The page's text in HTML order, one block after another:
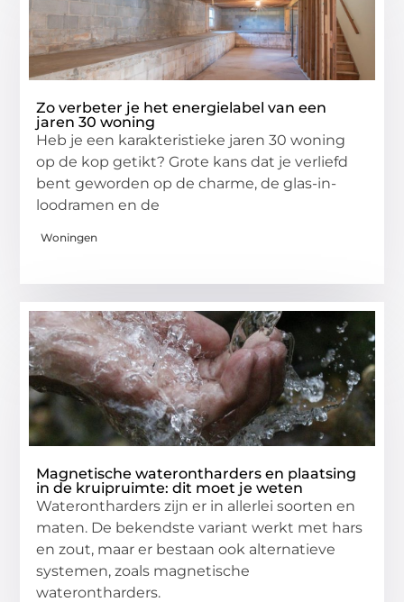
Zo verbeter je het energielabel van een
jaren 30 woning
Heb je een karakteristieke jaren 30 woning
op de kop getikt? Grote kans dat je verliefd
bent geworden op de charme, de glas-in-
loodramen en de
Woningen
Magnetische waterontharders en plaatsing
in de kruipruimte: dit moet je weten
Waterontharders zijn er in allerlei soorten en
maten. De bekendste variant werkt met hars
en zout, maar er bestaan ook alternatieve
systemen, zoals magnetische
waterontharders.